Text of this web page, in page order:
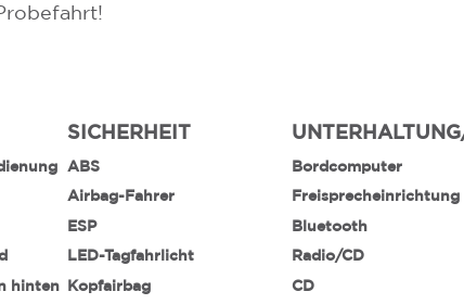
hinten
SICHERHEIT
ABS
Airbag-Fahrer
ESP
LED-Tagfahrlicht
Kopfairbag
Bordcomputer
Freisprecheinrichtung
Bluetooth
Radio/CD
CD